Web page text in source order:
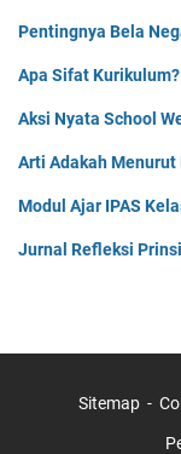
Pentingnya Bela
Apa Sifat Kurikulum?
Aksi Nyata School
Arti Adakah Menurut
Modul Ajar IPAS
Jurnal Refleksi
Sitemap